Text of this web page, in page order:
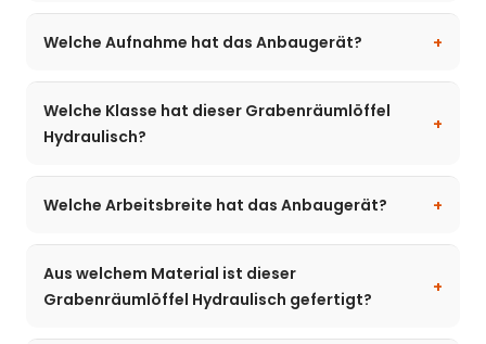
Welche Aufnahme hat das Anbaugerät?
Welche Klasse hat dieser Grabenräumlöffel
Hydraulisch?
Welche Arbeitsbreite hat das Anbaugerät?
Aus welchem Material ist dieser
Grabenräumlöffel Hydraulisch gefertigt?